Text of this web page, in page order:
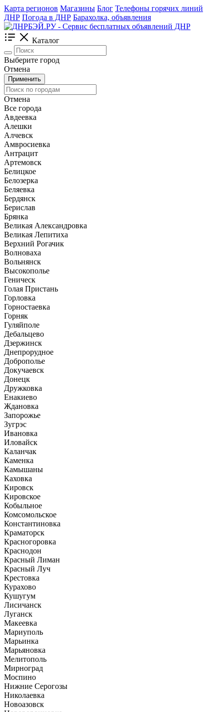
Карта регионов Магазины Блог Телефоны горячих линий
ДНР Погода в ДНР Барахолка, объявления
Каталог
Выберите город
Отмена
Применить
Отмена
Все города
Авдеевка
Алешки
Алчевск
Амвросиевка
Антрацит
Артемовск
Белицкое
Белозерка
Беляевка
Бердянск
Берислав
Брянка
Великая Александровка
Великая Лепитиха
Верхний Рогачик
Волноваха
Вольнянск
Высокополье
Геническ
Голая Пристань
Горловка
Горностаевка
Горняк
Гуляйполе
Дебальцево
Дзержинск
Днепрорудное
Доброполье
Докучаевск
Донецк
Дружковка
Енакиево
Ждановка
Запорожье
Зугрэс
Ивановка
Иловайск
Каланчак
Каменка
Камышаны
Каховка
Кировск
Кировское
Кобыльное
Комсомольское
Константиновка
Краматорск
Красногоровка
Краснодон
Красный Лиман
Красный Луч
Крестовка
Курахово
Кушугум
Лисичанск
Луганск
Макеевка
Мариуполь
Марьинка
Марьяновка
Мелитополь
Мирноград
Моспино
Нижние Серогозы
Николаевка
Новоазовск